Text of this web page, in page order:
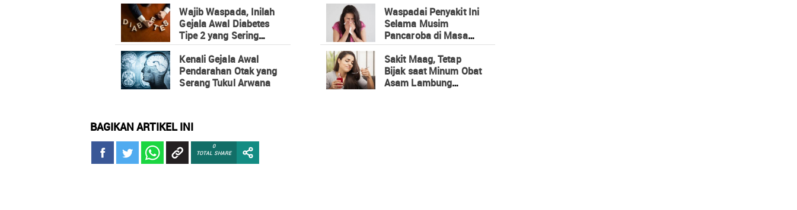
Wajib Waspada, Inilah
Gejala Awal Diabetes
Tipe 2 yang Sering
Menyerang
Kenali Gejala Awal
Pendarahan Otak yang
Serang Tukul Arwana
Waspadai Penyakit Ini
Selama Musim
Pancaroba di Masa
Pandemi
Sakit Maag, Tetap
Bijak saat Minum Obat
Asam Lambung
BAGIKAN ARTIKEL INI
0
TOTAL SHARE